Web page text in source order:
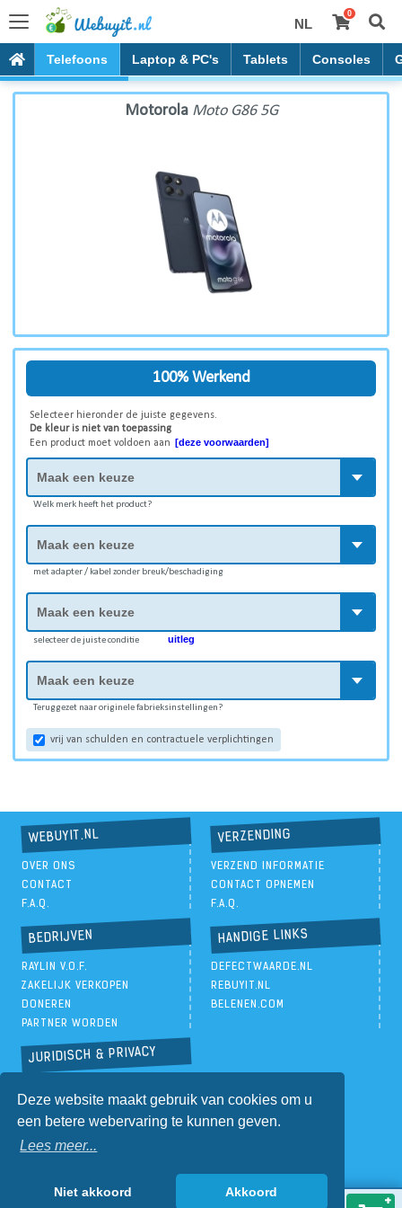
Deze website maakt gebruik van cookies om u
een betere webervaring te kunnen geven.
Lees meer...
Niet akkoord Akkoord
NL
0
Telefoons Laptop & PC's Tablets Consoles
Motorola Moto G86 5G
Motorola Moto G86 5G
100% Werkend
Selecteer hieronder de juiste gegevens.
De kleur is niet van toepassing
Een product moet voldoen aan [deze voorwaarden]
Welk merk heeft het product?
met adapter / kabel zonder breuk/beschadiging
selecteer de juiste conditie uitleg
Teruggezet naar originele fabrieksinstellingen?
vrij van schulden en contractuele verplichtingen
WEBUYIT.NL
OVER ONS
CONTACT
F.A.Q.
VERZENDING
VERZEND INFORMATIE
CONTACT OPNEMEN
F.A.Q.
BEDRIJVEN
RAYLIN V.O.F.
ZAKELIJK VERKOPEN
DONEREN
PARTNER WORDEN
HANDIGE LINKS
DEFECTWAARDE.NL
REBUYIT.NL
BELENEN.COM
JURIDISCH & PRIVACY
ALGEMENE VOORWAARDEN